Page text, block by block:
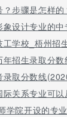
步骤是怎样的
设计专业的
学校_梧州招
招生录取分数
录取分数线
关系专业可以
学院开设的专